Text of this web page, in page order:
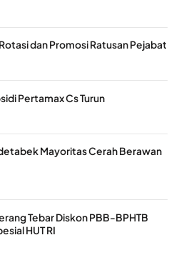
dan Promosi Ratusan Pejabat
Pertamax Cs Turun
Mayoritas Cerah Berawan
Tebar Diskon PBB-BPHTB
HUT RI